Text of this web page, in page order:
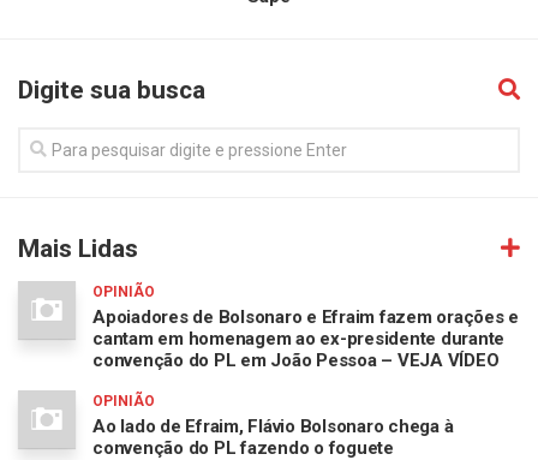
Digite sua busca
Mais Lidas
OPINIÃO
Apoiadores de Bolsonaro e Efraim fazem orações e
cantam em homenagem ao ex-presidente durante
convenção do PL em João Pessoa – VEJA VÍDEO
OPINIÃO
Ao lado de Efraim, Flávio Bolsonaro chega à
convenção do PL fazendo o foguete